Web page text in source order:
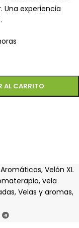
Una experiencia
AL CARRITO
, Velón XL
, vela
, Velas y aromas,